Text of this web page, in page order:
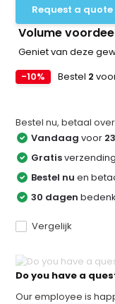
Request a quote
Volume
Geniet van deze
-10%
Bestel 2
Bestel nu, betaal
Vandaag voor
Gratis
Bestel nu en
30 dagen
Vergelijk
Do you have a
Our employee is